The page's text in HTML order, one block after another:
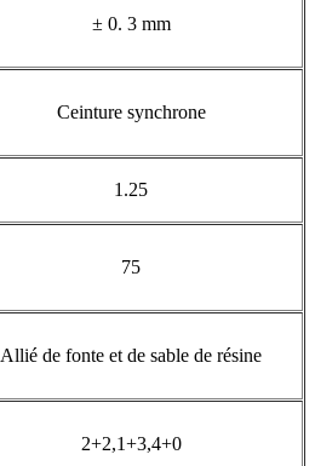
± 0. 3 mm
Ceinture synchrone
1.25
75
Allié de fonte et de sable de résine
2+2,1+3,4+0